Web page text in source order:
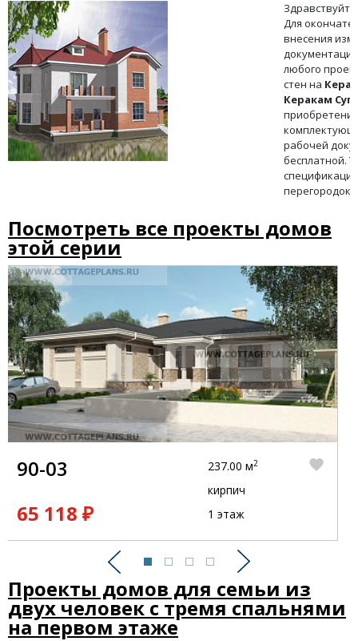
Для
внесения
любого
стен на
Керакам
рабочей
бесплатной.
перегородок.
Посмотреть все проекты домов
этой серии
Предыдущий Следующий
90-03
65 118 ₽
237.00 м2
кирпич
1 этаж
Проекты домов для семьи из
двух человек с тремя спальнями
на первом этаже